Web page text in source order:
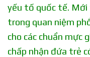
yếu tố quốc tế.
trong quan niệm
cho các chuẩn mực
chấp nhận đứa trẻ